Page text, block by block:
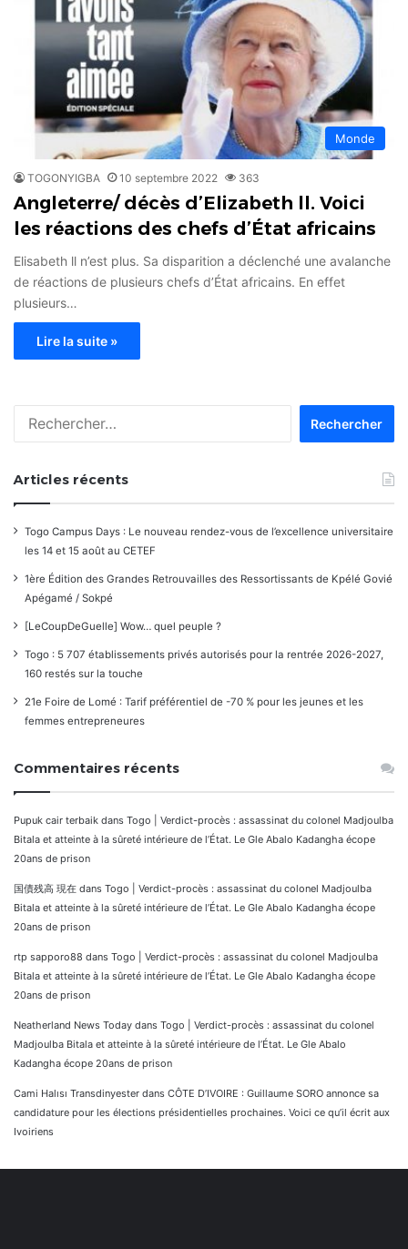
Monde
TOGONYIGBA 10 septembre 2022 363
Angleterre/ décès d’Elizabeth ll. Voici
les réactions des chefs d’État africains
Elisabeth ll n’est plus. Sa disparition a déclenché une avalanche
de réactions de plusieurs chefs d’État africains. En effet
plusieurs…
Lire la suite »
Articles récents
Togo Campus Days : Le nouveau rendez-vous de l’excellence universitaire
les 14 et 15 août au CETEF
1ère Édition des Grandes Retrouvailles des Ressortissants de Kpélé Govié
Apégamé / Sokpé
[LeCoupDeGuelle] Wow… quel peuple ?
Togo : 5 707 établissements privés autorisés pour la rentrée 2026-2027,
160 restés sur la touche
21e Foire de Lomé : Tarif préférentiel de -70 % pour les jeunes et les
femmes entrepreneures
Commentaires récents
Pupuk cair terbaik dans Togo | Verdict-procès : assassinat du colonel Madjoulba
Bitala et atteinte à la sûreté intérieure de l’État. Le Gle Abalo Kadangha écope
20ans de prison
国債残高 現在 dans Togo | Verdict-procès : assassinat du colonel Madjoulba
Bitala et atteinte à la sûreté intérieure de l’État. Le Gle Abalo Kadangha écope
20ans de prison
rtp sapporo88 dans Togo | Verdict-procès : assassinat du colonel Madjoulba
Bitala et atteinte à la sûreté intérieure de l’État. Le Gle Abalo Kadangha écope
20ans de prison
Neatherland News Today dans Togo | Verdict-procès : assassinat du colonel
Madjoulba Bitala et atteinte à la sûreté intérieure de l’État. Le Gle Abalo
Kadangha écope 20ans de prison
Cami Halısı Transdinyester dans CÔTE D’IVOIRE : Guillaume SORO annonce sa
candidature pour les élections présidentielles prochaines. Voici ce qu’il écrit aux
Ivoiriens